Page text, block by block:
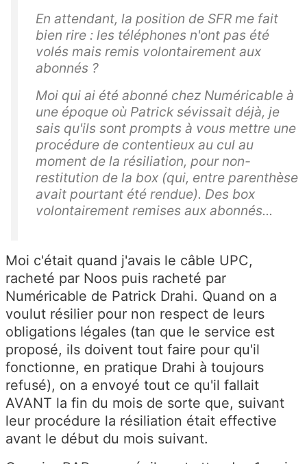
En attendant, la position de SFR me fait
bien rire : les téléphones n'ont pas été
volés mais remis volontairement aux
abonnés ?
Moi qui ai été abonné chez Numéricable à
une époque où Patrick sévissait déjà, je
sais qu'ils sont prompts à vous mettre une
procédure de contentieux au cul au
moment de la résiliation, pour non-
restitution de la box (qui, entre parenthèse
avait pourtant été rendue). Des box
volontairement remises aux abonnés...
Moi c'était quand j'avais le câble UPC,
racheté par Noos puis racheté par
Numéricable de Patrick Drahi. Quand on a
voulut résilier pour non respect de leurs
obligations légales (tan que le service est
proposé, ils doivent tout faire pour qu'il
fonctionne, en pratique Drahi à toujours
refusé), on a envoyé tout ce qu'il fallait
AVANT la fin du mois de sorte que, suivant
leur procédure la résiliation était effective
avant le début du mois suivant.